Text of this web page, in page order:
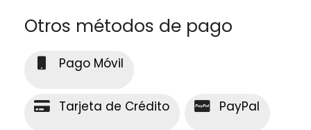
Otros métodos de pago
Pago Móvil
Tarjeta de Crédito PayPal